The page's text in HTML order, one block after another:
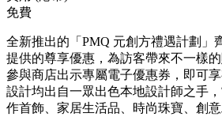
免費
全新推出的「PMQ 元創方禮遇計劃」
提供的尊享優惠，為訪客帶來不一樣
參與商店出示專屬電子優惠券，即可
設計均出自一眾出色本地設計師之手
作首飾、家居生活品、時尚珠寶、創